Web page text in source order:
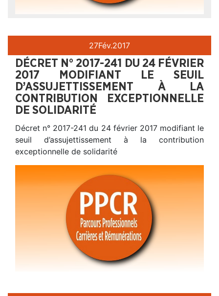
27Fév.2017
DÉCRET N° 2017-241 DU 24 FÉVRIER
2017 MODIFIANT LE SEUIL
D’ASSUJETTISSEMENT À LA
CONTRIBUTION EXCEPTIONNELLE
DE SOLIDARITÉ
Décret n° 2017-241 du 24 février 2017 modifiant le
seuil d’assujettissement à la contribution
exceptionnelle de solidarité